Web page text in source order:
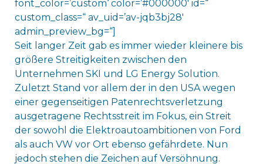
font_color=’custom‘ color=’#000000′ id=“
custom_class=“ av_uid=’av-jqb3bj28′
admin_preview_bg=“]
Seit langer Zeit gab es immer wieder kleinere bis
größere Streitigkeiten zwischen den
Unternehmen SKI und LG Energy Solution.
Zuletzt Stand vor allem der in den USA wegen
einer gegenseitigen Patenrechtsverletzung
ausgetragene Rechtsstreit im Fokus, ein Streit
der sowohl die Elektroautoambitionen von Ford
als auch VW vor Ort ebenso gefährdete. Nun
jedoch stehen die Zeichen auf Versöhnung.